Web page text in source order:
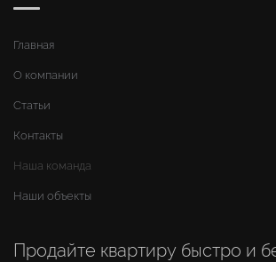
Главная
О компании
Статьи
Контакты
Наша команда
Наши объекты
Продайте квартиру быстро и